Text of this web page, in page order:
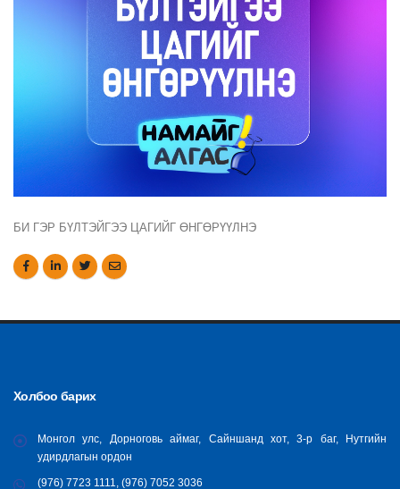
БИ ГЭР БҮЛТЭЙГЭЭ ЦАГИЙГ ӨНГӨРҮҮЛНЭ
Холбоо барих
Монгол улс, Дорноговь аймаг, Сайншанд хот, 3-р баг, Нутгийн
удирдлагын ордон
(976) 7723 1111, (976) 7052 3036